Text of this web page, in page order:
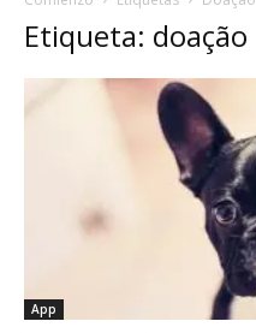
Etiqueta: doação
App